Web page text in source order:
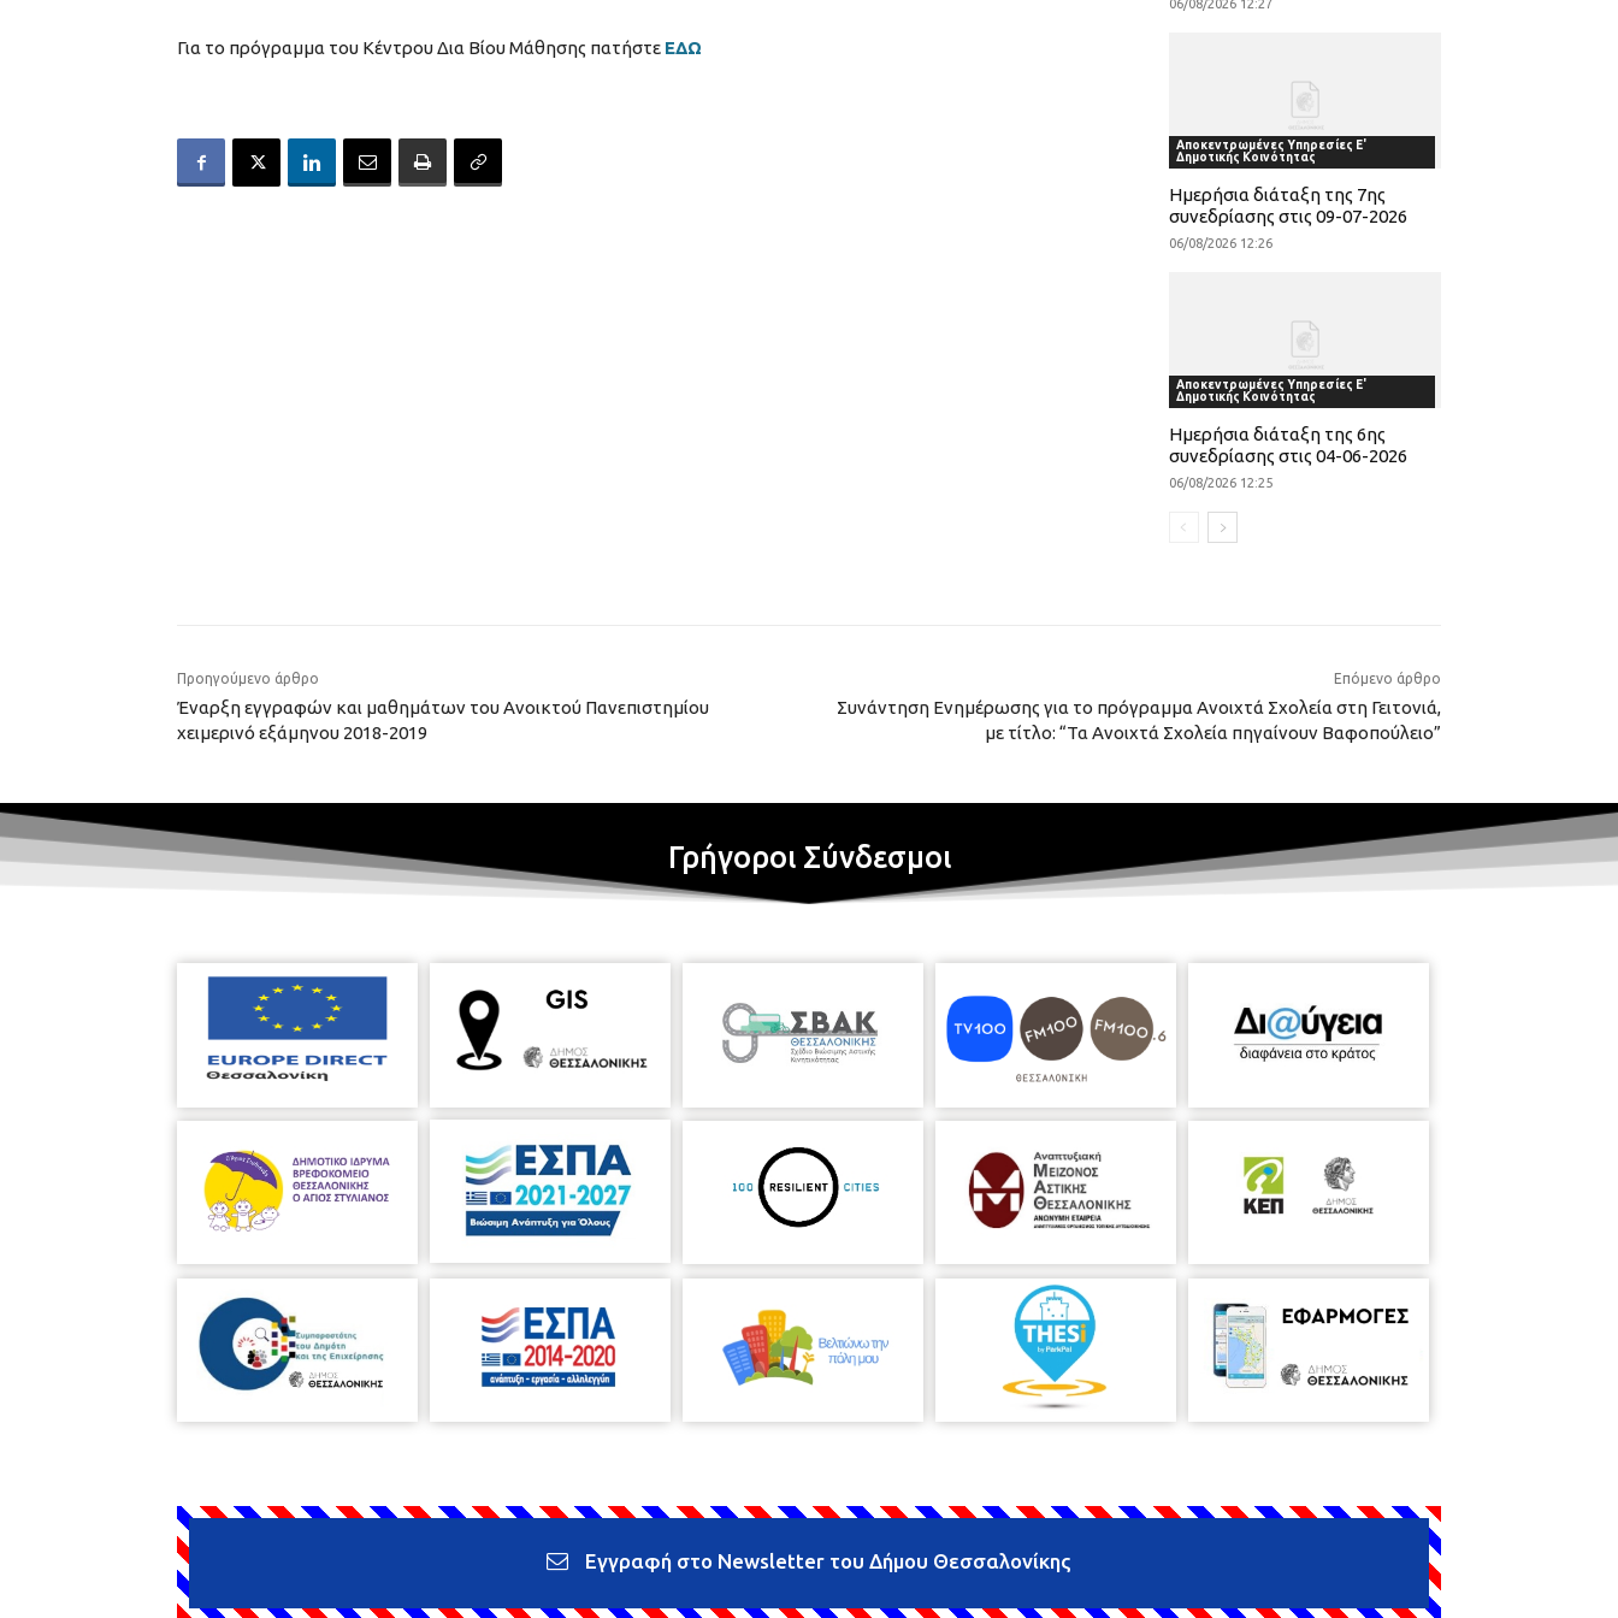
Για το πρόγραμμα του Κέντρου Δια Βίου Μάθησης πατήστε ΕΔΩ
06/08/2026 12:27
Αποκεντρωμένες Υπηρεσίες Ε'
Δημοτικής Κοινότητας
Ημερήσια διάταξη της 7ης
συνεδρίασης στις 09-07-2026
06/08/2026 12:26
Αποκεντρωμένες Υπηρεσίες Ε'
Δημοτικής Κοινότητας
Ημερήσια διάταξη της 6ης
συνεδρίασης στις 04-06-2026
06/08/2026 12:25
Προηγούμενο άρθρο
Έναρξη εγγραφών και μαθημάτων του Ανοικτού Πανεπιστημίου
χειμερινό εξάμηνου 2018-2019
Επόμενο άρθρο
Συνάντηση Ενημέρωσης για το πρόγραμμα Ανοιχτά Σχολεία στη Γειτονιά,
με τίτλο: “Τα Ανοιχτά Σχολεία πηγαίνουν Βαφοπούλειο”
Γρήγοροι Σύνδεσμοι
Εγγραφή στο Newsletter του Δήμου Θεσσαλονίκης